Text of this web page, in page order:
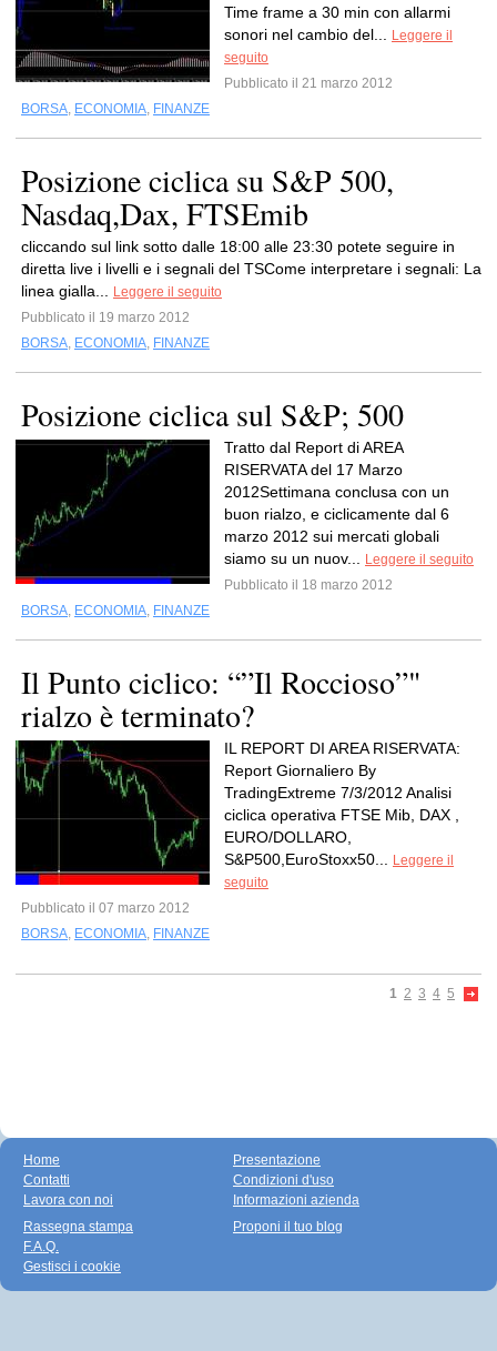
Time frame a 30 min con allarmi
sonori nel cambio del...
Leggere il
seguito
Pubblicato il 21 marzo 2012
BORSA, ECONOMIA, FINANZE
Posizione ciclica su S&P 500,
Nasdaq,Dax, FTSEmib
cliccando sul link sotto dalle 18:00 alle 23:30 potete seguire in
diretta live i livelli e i segnali del TSCome interpretare i segnali: La
linea gialla...
Leggere il seguito
Pubblicato il 19 marzo 2012
BORSA, ECONOMIA, FINANZE
Posizione ciclica sul S&P; 500
Tratto dal Report di AREA
RISERVATA del 17 Marzo
2012Settimana conclusa con un
buon rialzo, e ciclicamente dal 6
marzo 2012 sui mercati globali
siamo su un nuov...
Leggere il seguito
Pubblicato il 18 marzo 2012
BORSA, ECONOMIA, FINANZE
Il Punto ciclico: “”Il Roccioso”"
rialzo è terminato?
IL REPORT DI AREA RISERVATA:
Report Giornaliero By
TradingExtreme 7/3/2012 Analisi
ciclica operativa FTSE Mib, DAX ,
EURO/DOLLARO,
S&P500,EuroStoxx50...
Leggere il
seguito
Pubblicato il 07 marzo 2012
BORSA, ECONOMIA, FINANZE
1 2 3 4 5
Home
Contatti
Lavora con noi
Presentazione
Condizioni d'uso
Informazioni azienda
Rassegna stampa
F.A.Q.
Gestisci i cookie
Proponi il tuo blog